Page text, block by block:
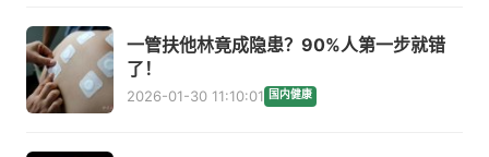
一管扶他林竟成隐患？90%人第一步就错
了！
2026-01-30 11:10:01 国内健康